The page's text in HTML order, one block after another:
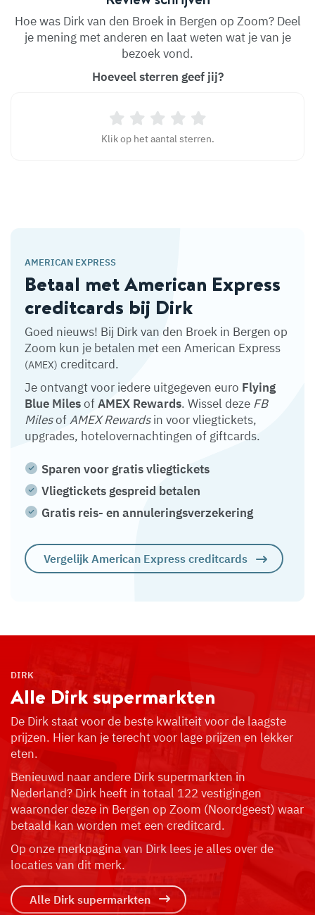
Hoe was Dirk van den Broek in Bergen op Zoom? Deel
je mening met anderen en laat weten wat je van je
bezoek vond.
Hoeveel sterren geef jij?
Klik op het aantal sterren.
AMERICAN EXPRESS
Betaal met American Express
creditcards bij Dirk
Goed nieuws! Bij Dirk van den Broek in Bergen op
Zoom kun je betalen met een American Express
(AMEX) creditcard.
Je ontvangt voor iedere uitgegeven euro Flying
Blue MilesofAMEX Rewards. Wissel deze FB
MilesofAMEX Rewardsin voor vliegtickets,
upgrades, hotelovernachtingen of giftcards.
Sparen voor gratis vliegtickets
Vliegtickets gespreid betalen
Gratis reis- en annuleringsverzekering
Vergelijk American Express creditcards
DIRK
Alle Dirk supermarkten
De Dirk staat voor de beste kwaliteit voor de laagste
prijzen. Hier kan je terecht voor lage prijzen en lekker
eten.
Benieuwd naar andere Dirk supermarkten in
Nederland? Dirk heeft in totaal 122 vestigingen
waaronder deze in Bergen op Zoom (Noordgeest) waar
betaald kan worden met een creditcard.
Op onze merkpagina van Dirk lees je alles over de
locaties van dit merk.
Alle Dirk supermarkten